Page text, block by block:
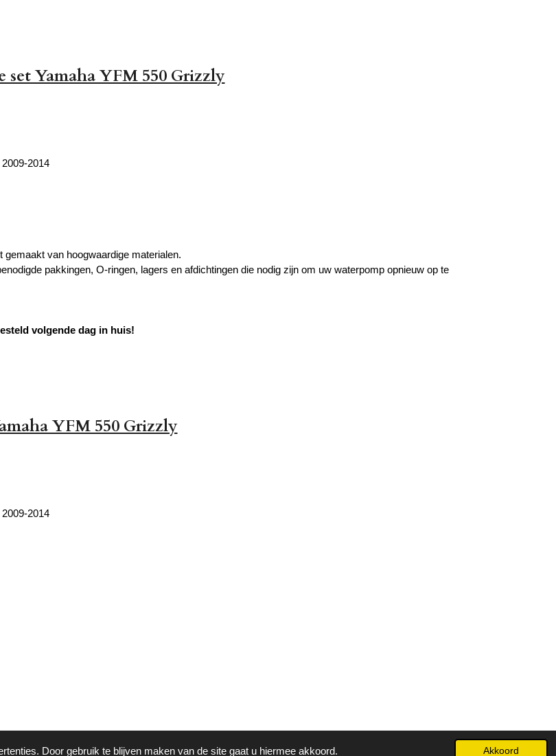
Door gebruik te blijven maken van de site gaat u hiermee akkoord. Akkoord
set Yamaha YFM 550 Grizzly
2014
gemaakt van hoogwaardige materialen.
pakkingen, O-ringen, lagers en afdichtingen die nodig zijn om uw waterpomp opnieuw op te
volgende dag in huis!
YFM 550 Grizzly
2014